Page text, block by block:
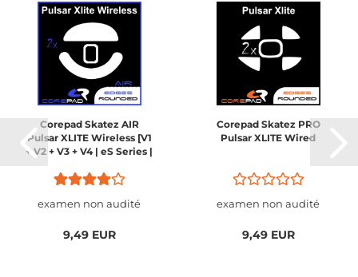
Corepad Skatez AIR
Pulsar XLITE Wireless [V1
+ V2 + V3 + V4 | eS Series |
examen non audité
9,49 EUR
Corepad Skatez PRO
Pulsar XLITE Wired
examen non audité
9,49 EUR